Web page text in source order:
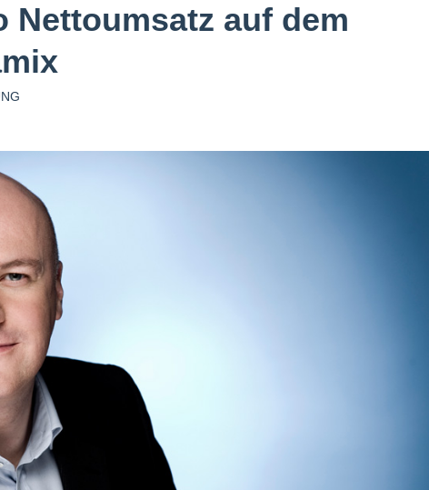
Nettoumsatz auf dem